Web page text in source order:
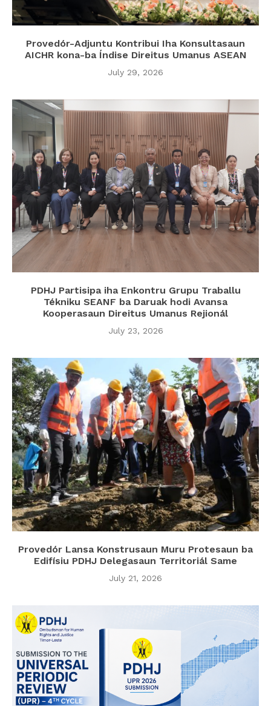
Provedór-Adjuntu Kontribui Iha Konsultasaun
AICHR kona-ba Índise Direitus Umanus ASEAN
July 29, 2026
PDHJ Partisipa iha Enkontru Grupu Traballu
Tékniku SEANF ba Daruak hodi Avansa
Kooperasaun Direitus Umanus Rejionál
July 23, 2026
Provedór Lansa Konstrusaun Muru Protesaun ba
Edifísiu PDHJ Delegasaun Territoriál Same
July 21, 2026